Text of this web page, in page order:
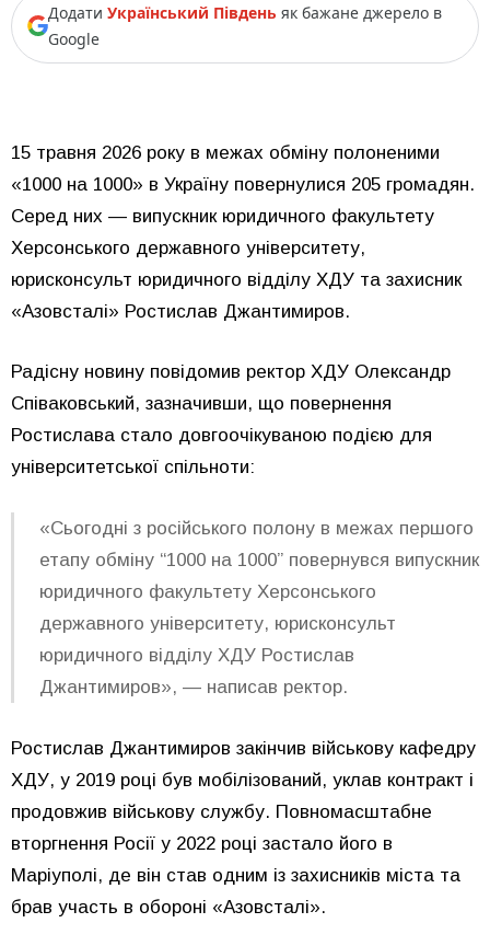
Додати Український Південь як бажане джерело в
Google
15 травня 2026 року в межах обміну полоненими
«1000 на 1000» в Україну повернулися 205 громадян.
Серед них — випускник юридичного факультету
Херсонського державного університету,
юрисконсульт юридичного відділу ХДУ та захисник
«Азовсталі» Ростислав Джантимиров.
Радісну новину повідомив ректор ХДУ Олександр
Співаковський, зазначивши, що повернення
Ростислава стало довгоочікуваною подією для
університетської спільноти:
«Сьогодні з російського полону в межах першого
етапу обміну “1000 на 1000” повернувся випускник
юридичного факультету Херсонського
державного університету, юрисконсульт
юридичного відділу ХДУ Ростислав
Джантимиров», — написав ректор.
Ростислав Джантимиров закінчив військову кафедру
ХДУ, у 2019 році був мобілізований, уклав контракт і
продовжив військову службу. Повномасштабне
вторгнення Росії у 2022 році застало його в
Маріуполі, де він став одним із захисників міста та
брав участь в обороні «Азовсталі».